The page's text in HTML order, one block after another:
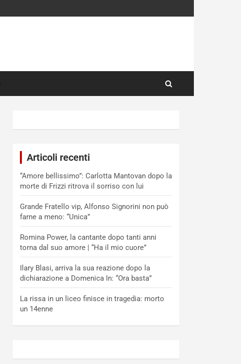
Articoli recenti
“Amore bellissimo”: Carlotta Mantovan dopo la
morte di Frizzi ritrova il sorriso con lui
Grande Fratello vip, Alfonso Signorini non può
farne a meno: “Unica”
Romina Power, la cantante dopo tanti anni
torna dal suo amore | “Ha il mio cuore”
Ilary Blasi, arriva la sua reazione dopo la
dichiarazione a Domenica In: “Ora basta”
La rissa in un liceo finisce in tragedia: morto
un 14enne